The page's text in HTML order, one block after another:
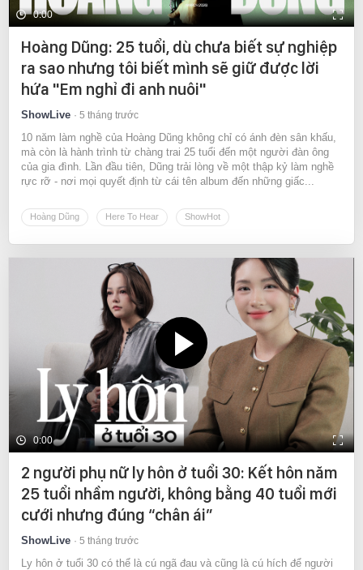
0:00
Hoàng Dũng: 25 tuổi, dù chưa biết sự nghiệp
ra sao nhưng tôi biết mình sẽ giữ được lời
hứa "Em nghỉ đi anh nuôi"
ShowLive 5 tháng trước
10 năm làm nghề của Hoàng Dũng không chỉ có ánh đèn sân khấu,
mà còn là hành trình từ chàng trai 25 tuổi đến một người đàn ông
của gia đình. Lần đầu tiên, Dũng trải lòng về một thập kỷ làm nghề
rực rỡ - nơi mọi quyết định từ cái tên album đến những giấc...
Hoàng Dũng Here To Hear ShowHot
0:00
2 người phụ nữ ly hôn ở tuổi 30: Kết hôn năm
25 tuổi nhầm người, không bằng 40 tuổi mới
cưới nhưng đúng “chân ái”
ShowLive 5 tháng trước
Ly hôn ở tuổi 30 có thể là cú ngã đau và cũng là cú hích để người